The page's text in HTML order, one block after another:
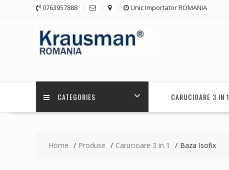
0763957888 Unic Importator ROMANIA
CATEGORIES CARUCIOARE 3 IN 1
Home Produse Carucioare 3 in 1 Baza Isofix